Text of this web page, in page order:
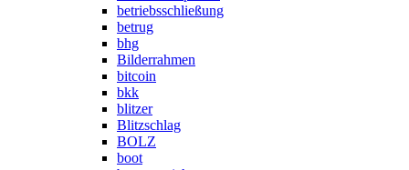
betriebsschließung
betrug
bhg
Bilderrahmen
bitcoin
bkk
blitzer
Blitzschlag
BOLZ
boot